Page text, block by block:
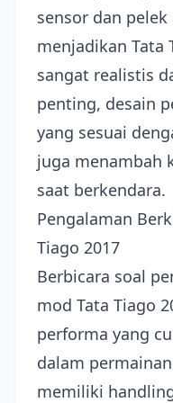
sensor dan
menjadikan Tata
sangat realistis
penting, desain
yang sesuai
juga menambah
saat berkendara.
Pengalaman
Tiago 2017
Berbicara soal
mod Tata Tiago
performa yang
dalam
memiliki